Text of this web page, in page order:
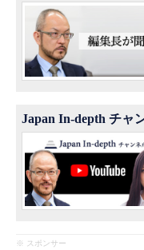
Japan In-depth チャ
※ スポンサー